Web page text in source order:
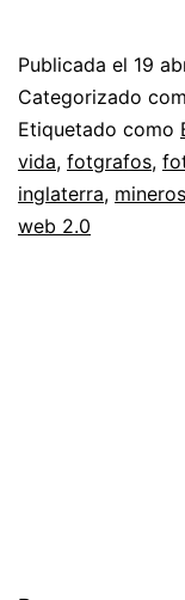
Publicada el 19
Categorizado
Etiquetado como
vida, fotgrafos,
inglaterra, mineros
web 2.0